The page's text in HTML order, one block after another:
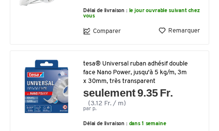
Délai de livraison : le jour ouvrable suivant chez
vous
Comparer Remarquer
tesa® Universal ruban adhésif double
face Nano Power, jusqu'à 5 kg/m, 3m
x 30mm, très transparent
seulement 9.35 Fr.
(3.12 Fr. / m)
par p.
Délai de livraison : dans 1 semaine